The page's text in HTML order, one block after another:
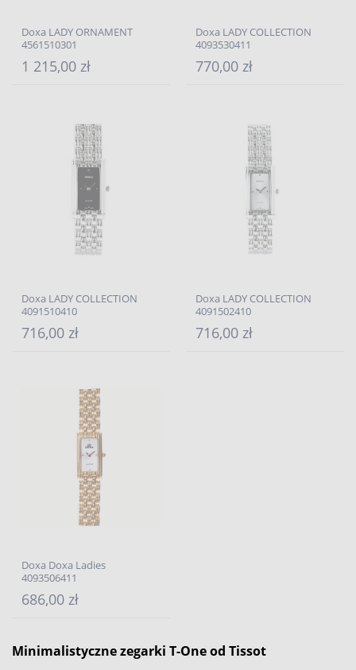
Doxa LADY ORNAMENT
4561510301
1 215,00 zł
Doxa LADY COLLECTION
4093530411
770,00 zł
Doxa LADY COLLECTION
4091510410
716,00 zł
Doxa LADY COLLECTION
4091502410
716,00 zł
Doxa Doxa Ladies
4093506411
686,00 zł
Minimalistyczne zegarki T-One od Tissot